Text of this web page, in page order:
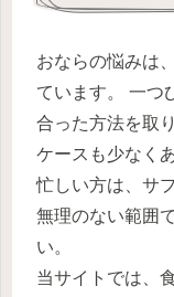
おならの悩みは
ています。 一つ
合った方法を取
ケースも少なく
忙しい方は、サ
無理のない範囲
い。
当サイトでは、